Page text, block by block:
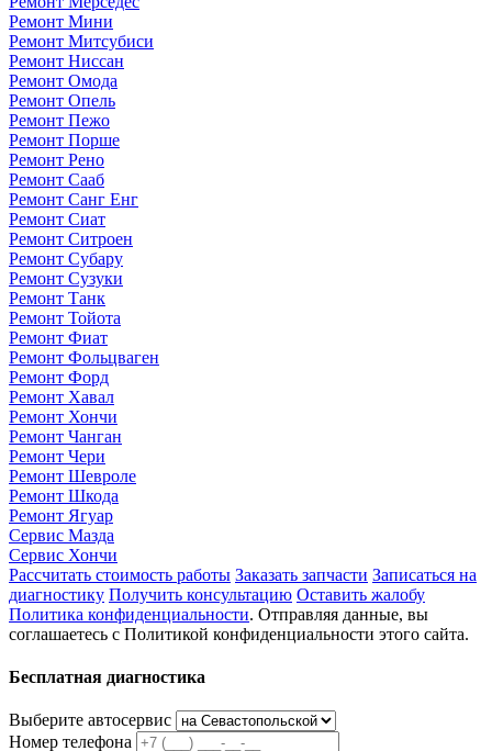
Ремонт Мини
Ремонт Митсубиси
Ремонт Ниссан
Ремонт Омода
Ремонт Опель
Ремонт Пежо
Ремонт Порше
Ремонт Рено
Ремонт Сааб
Ремонт Санг Енг
Ремонт Сиат
Ремонт Ситроен
Ремонт Субару
Ремонт Сузуки
Ремонт Танк
Ремонт Тойота
Ремонт Фиат
Ремонт Фольцваген
Ремонт Форд
Ремонт Хавал
Ремонт Хончи
Ремонт Чанган
Ремонт Чери
Ремонт Шевроле
Ремонт Шкода
Ремонт Ягуар
Сервис Мазда
Сервис Хончи
Рассчитать стоимость работы Заказать запчасти Записаться на
диагностику Получить консультацию Оставить жалобу
Политика конфиденциальности. Отправляя данные, вы
соглашаетесь с Политикой конфиденциальности этого сайта.
Бесплатная диагностика
Выберите автосервис
Номер телефона